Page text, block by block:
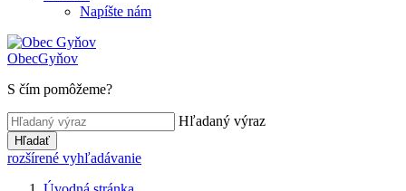
Napíšte nám
ObecGyňov
S čím pomôžeme?
Hľadaný výraz
Hľadať
rozšírené vyhľadávanie